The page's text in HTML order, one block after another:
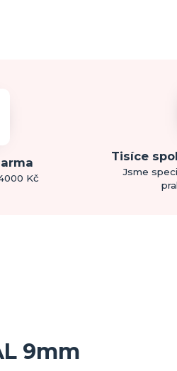
Kč
Tisíce
Jsme
9mm